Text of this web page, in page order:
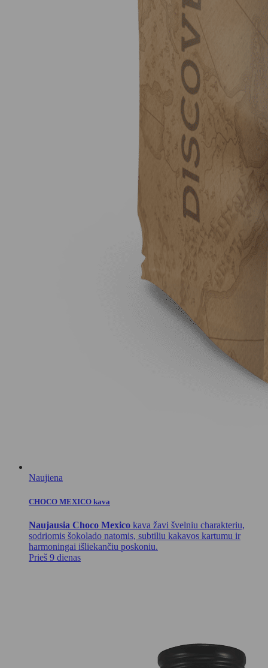
Naujiena
CHOCO MEXICO kava
Naujausia Choco Mexico kava žavi švelniu charakteriu,
sodriomis šokolado natomis, subtiliu kakavos kartumu ir
harmoningai išliekančiu poskoniu.
Prieš 9 dienas